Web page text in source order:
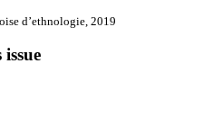
d’ethnologie, 2019